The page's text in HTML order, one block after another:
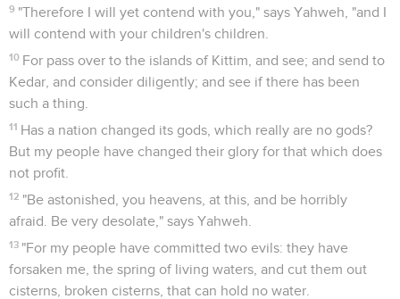
9 "Therefore I will yet contend with you," says Yahweh, "and I
will contend with your children's children.
10 For pass over to the islands of Kittim, and see; and send to
Kedar, and consider diligently; and see if there has been
such a thing.
11 Has a nation changed its gods, which really are no gods?
But my people have changed their glory for that which does
not profit.
12 "Be astonished, you heavens, at this, and be horribly
afraid. Be very desolate," says Yahweh.
13 "For my people have committed two evils: they have
forsaken me, the spring of living waters, and cut them out
cisterns, broken cisterns, that can hold no water.